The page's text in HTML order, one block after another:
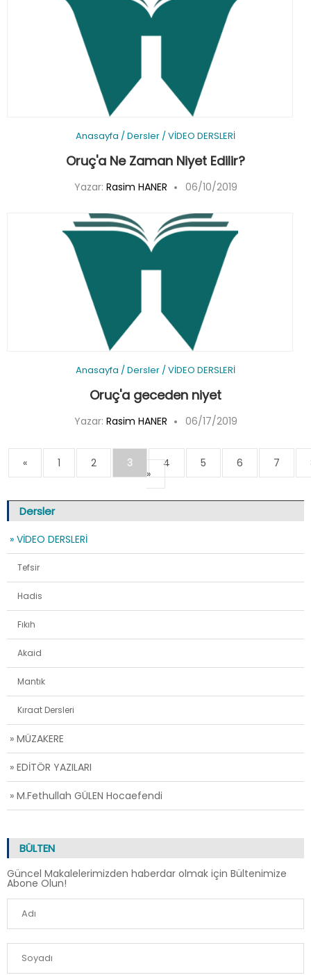
Anasayfa /Dersler /VİDEO DERSLERİ
Oruç'a Ne Zaman Niyet Edilir?
Yazar: Rasim HANER 06/10/2019
Anasayfa /Dersler /VİDEO DERSLERİ
Oruç'a geceden niyet
Yazar: Rasim HANER 06/17/2019
« 1 2 3 4 5 6 7
»
Dersler
» VİDEO DERSLERİ
Tefsir
Hadis
Fıkıh
Akaid
Mantık
Kıraat Dersleri
» MÜZAKERE
» EDİTÖR YAZILARI
» M.Fethullah GÜLEN Hocaefendi
BÜLTEN
Güncel Makalelerimizden haberdar olmak için Bültenimize
Abone Olun!